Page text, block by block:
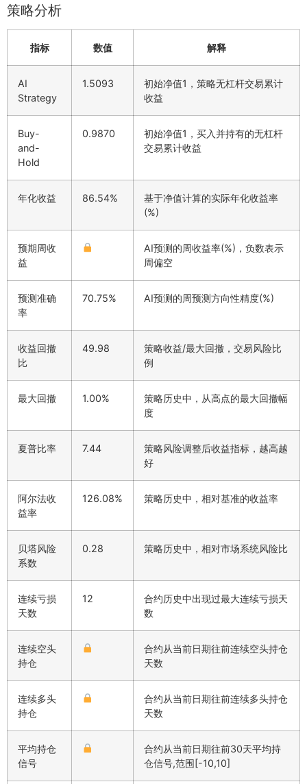
策略分析
指标 数值 解释
AI
Strategy
1.5093
初始净值1，策略无杠杆交易累计
收益
Buy-
and-
Hold
0.9870
初始净值1，买入并持有的无杠杆
交易累计收益
年化收益 86.54%
基于净值计算的实际年化收益率
(%)
预期周收
益
AI预测的周收益率(%)，负数表示
周偏空
预测准确
率
70.75% AI预测的周预测方向性精度(%)
收益回撤
比
49.98
策略收益/最大回撤，交易风险比
例
最大回撤 1.00%
策略历史中，从高点的最大回撤幅
度
夏普比率 7.44
策略风险调整后收益指标，越高越
好
阿尔法收
益率
126.08% 策略历史中，相对基准的收益率
贝塔风险
系数
0.28 策略历史中，相对市场系统风险比
连续亏损
天数
12
合约历史中出现过最大连续亏损天
数
连续空头
持仓
合约从当前日期往前连续空头持仓
天数
连续多头
持仓
合约从当前日期往前连续多头持仓
天数
平均持仓
信号
合约从当前日期往前30天平均持
仓信号,范围[-10,10]